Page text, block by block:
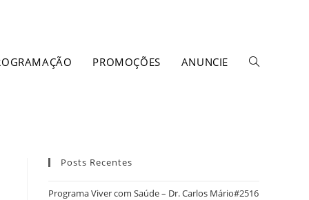
PROMOÇÕES ANUNCIE
Posts Recentes
Programa Viver com Saúde – Dr. Carlos Mário#2516